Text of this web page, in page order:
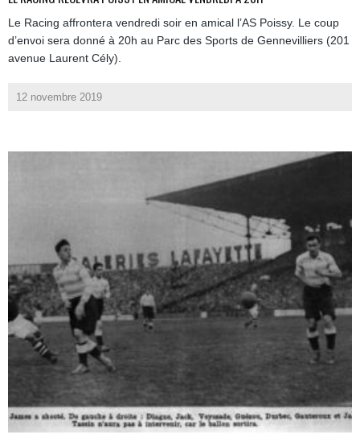
Le Racing affrontera vendredi soir en amical l’AS Poissy. Le coup
d’envoi sera donné à 20h au Parc des Sports de Gennevilliers (201
avenue Laurent Cély).
12 novembre 2019